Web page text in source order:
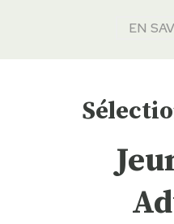
EN